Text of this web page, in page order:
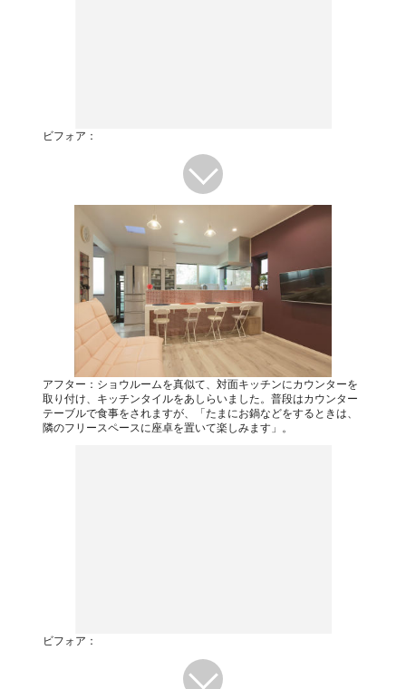
ビフォア：
アフター：ショウルームを真似て、対面キッチンにカウンターを
取り付け、キッチンタイルをあしらいました。普段はカウンター
テーブルで食事をされますが、「たまにお鍋などをするときは、
隣のフリースペースに座卓を置いて楽しみます」。
ビフォア：